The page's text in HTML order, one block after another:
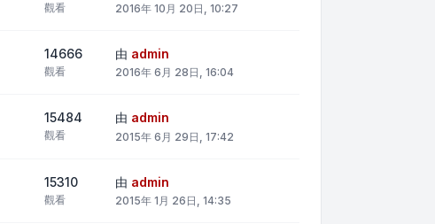
觀看 2016年 10月 20日, 10:27
14666
觀看
由 admin
2016年 6月 28日, 16:04
15484
觀看
由 admin
2015年 6月 29日, 17:42
15310
觀看
由 admin
2015年 1月 26日, 14:35